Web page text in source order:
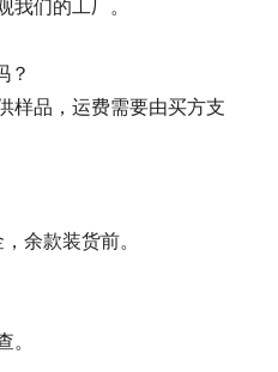
我们的工厂。
？
样品，运费需要由买方支
余款装货前。
。